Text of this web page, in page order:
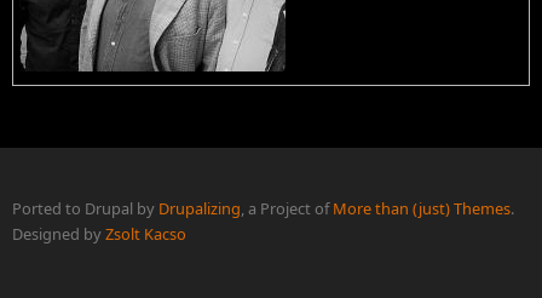
Ported to Drupal by Drupalizing, a Project ofMore than (just) Themes.
Designed byZsolt Kacso